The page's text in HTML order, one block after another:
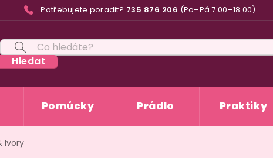
Potřebujete poradit? 735 876 206 (Po–Pá 7.00–18.00)
Hledat
Pomůcky Prádlo Praktiky
Ivory